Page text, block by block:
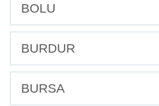
BOLU
BURDUR
BURSA